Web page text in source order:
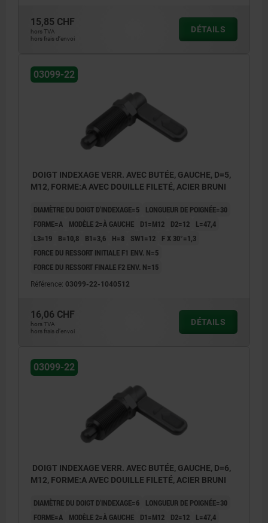
15,85 CHF
hors TVA
hors frais d’envoi
DÉTAILS
03099-22
DOIGT INDEXAGE VERR. AVEC BUTÉE, GAUCHE, D=5,
M12, FORME:A AVEC DOUILLE FILETÉ, ACIER BRUNI
DIAMÈTRE DU DOIGT D'INDEXAGE=5
LONGUEUR DE POIGNÉE=30
FORME=A
MODÈLE 2=À GAUCHE D1=M12 D2=12
L=47,4
L3=19
B=10,8 B1=3,6 H=8 SW1=12
F X 30°=1,3
FORCE DU RESSORT INITIALE F1 ENV. N=5
FORCE DU RESSORT FINALE F2 ENV. N=15
Référence: 03099-22-1040512
16,06 CHF
hors TVA
hors frais d’envoi
DÉTAILS
03099-22
DOIGT INDEXAGE VERR. AVEC BUTÉE, GAUCHE, D=6,
M12, FORME:A AVEC DOUILLE FILETÉ, ACIER BRUNI
DIAMÈTRE DU DOIGT D'INDEXAGE=6
LONGUEUR DE POIGNÉE=30
FORME=A
MODÈLE 2=À GAUCHE D1=M12 D2=12
L=47,4